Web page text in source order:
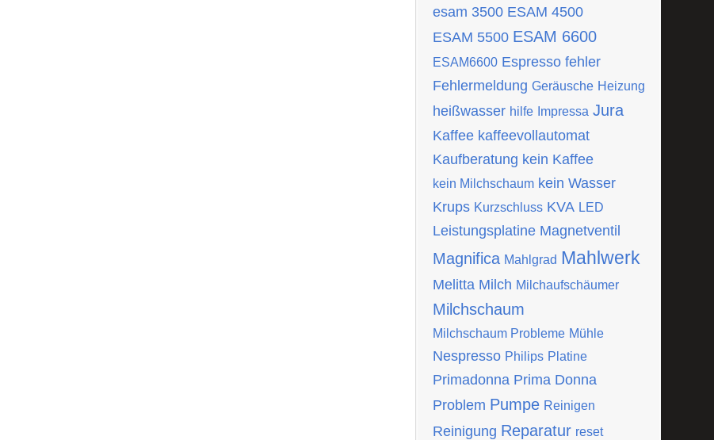
esam 3500 ESAM 4500
ESAM 5500 ESAM 6600
ESAM6600 Espresso fehler
Fehlermeldung Geräusche Heizung
heißwasser hilfe Impressa Jura
Kaffee kaffeevollautomat
Kaufberatung kein Kaffee
kein Milchschaum kein Wasser
Krups Kurzschluss KVA LED
Leistungsplatine Magnetventil
Magnifica Mahlgrad Mahlwerk
Melitta Milch Milchaufschäumer
Milchschaum
Milchschaum Probleme Mühle
Nespresso Philips Platine
Primadonna Prima Donna
Problem Pumpe Reinigen
Reinigung Reparatur reset